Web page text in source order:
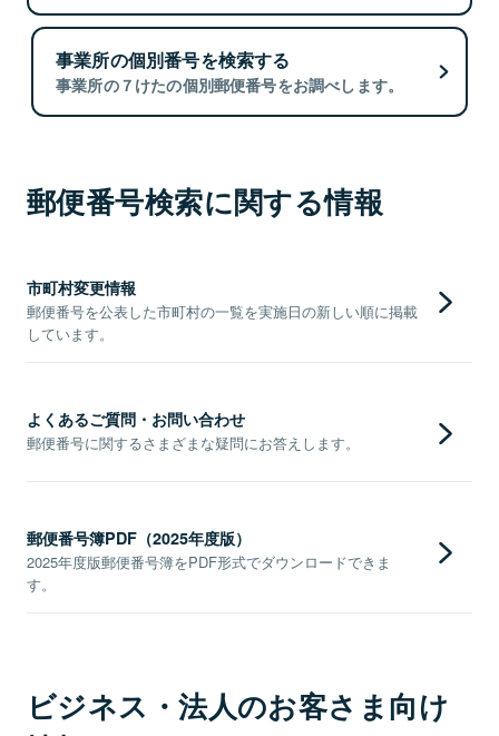
事業所の個別番号を検索する
事業所の７けたの個別郵便番号をお調べします。
郵便番号検索に関する情報
市町村変更情報
郵便番号を公表した市町村の一覧を実施日の新しい順に掲載
しています。
よくあるご質問・お問い合わせ
郵便番号に関するさまざまな疑問にお答えします。
郵便番号簿PDF（2025年度版）
2025年度版郵便番号簿をPDF形式でダウンロードできま
す。
ビジネス・法人のお客さま向け